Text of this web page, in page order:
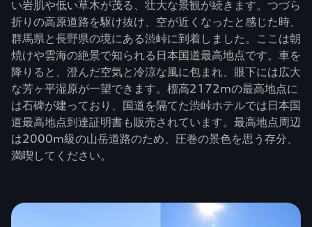
い岩肌や低い草木が茂る、壮大な景観が続きます。つづら
折りの高原道路を駆け抜け、空が近くなったと感じた時、
群馬県と長野県の境にある渋峠に到着しました。ここは朝
焼けや雲海の絶景で知られる日本国道最高地点です。車を
降りると、澄んだ空気と冷涼な風に包まれ、眼下には広大
な芳ヶ平湿原が一望できます。標高2172mの最高地点に
は石碑が建っており、国道を隔てた渋峠ホテルでは日本国
道最高地点到達証明書も販売されています。最高地点周辺
は2000m級の山岳道路のため、圧巻の景色を思う存分、
満喫してください。